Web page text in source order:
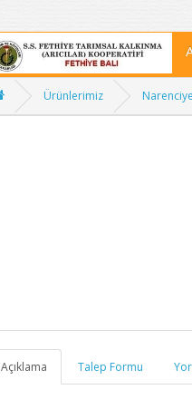
Ürünlerimiz
Açıklama Talep Formu